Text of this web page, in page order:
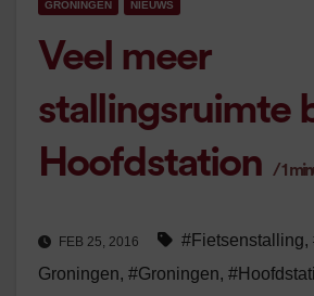
GRONINGEN NIEUWS
Veel meer
stallingsruimte
Hoofdstation
/1
FEB 25, 2016 #Fietsenstalling,
Groningen, #Groningen,